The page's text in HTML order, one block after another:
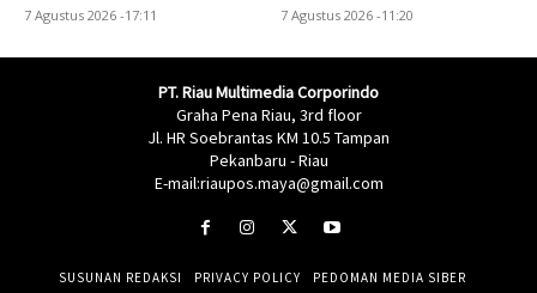
7 Agustus 2026 -17:11 7 Agustus 2026 -11:20
PT. Riau Multimedia Corporindo
Graha Pena Riau, 3rd floor
Jl. HR Soebrantas KM 10.5 Tampan
Pekanbaru - Riau
E-mail:riaupos.maya@gmail.com
SUSUNAN REDAKSI PRIVACY POLICY
PEDOMAN MEDIA SIBER